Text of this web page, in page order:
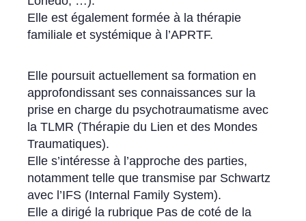
Elle est également formée à la thérapie
familiale et systémique à l’APRTF.
Elle poursuit actuellement sa formation en
approfondissant ses connaissances sur la
prise en charge du psychotraumatisme avec
la TLMR (Thérapie du Lien et des Mondes
Traumatiques).
Elle s’intéresse à l’approche des parties,
notamment telle que transmise par Schwartz
avec l’IFS (Internal Family System).
Elle a dirigé la rubrique Pas de coté de la